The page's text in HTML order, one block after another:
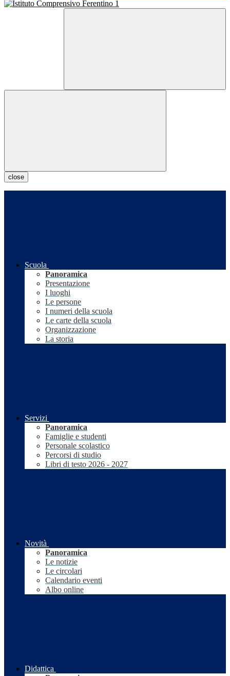
close
Scuola
Panoramica
Presentazione
I luoghi
Le persone
I numeri della scuola
Le carte della scuola
Organizzazione
La storia
Servizi
Panoramica
Famiglie e studenti
Personale scolastico
Percorsi di studio
Libri di testo 2026 - 2027
Novità
Panoramica
Le notizie
Le circolari
Calendario eventi
Albo online
Didattica